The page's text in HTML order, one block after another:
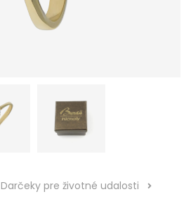
Darčeky pre životné udalosti